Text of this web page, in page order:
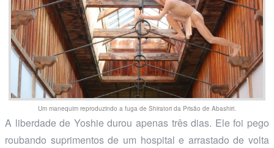
Um manequim reproduzindo a fuga de Shiratori da Prisão de Abashiri.
A liberdade de Yoshie durou apenas três dias. Ele foi pego
roubando suprimentos de um hospital e arrastado de volta